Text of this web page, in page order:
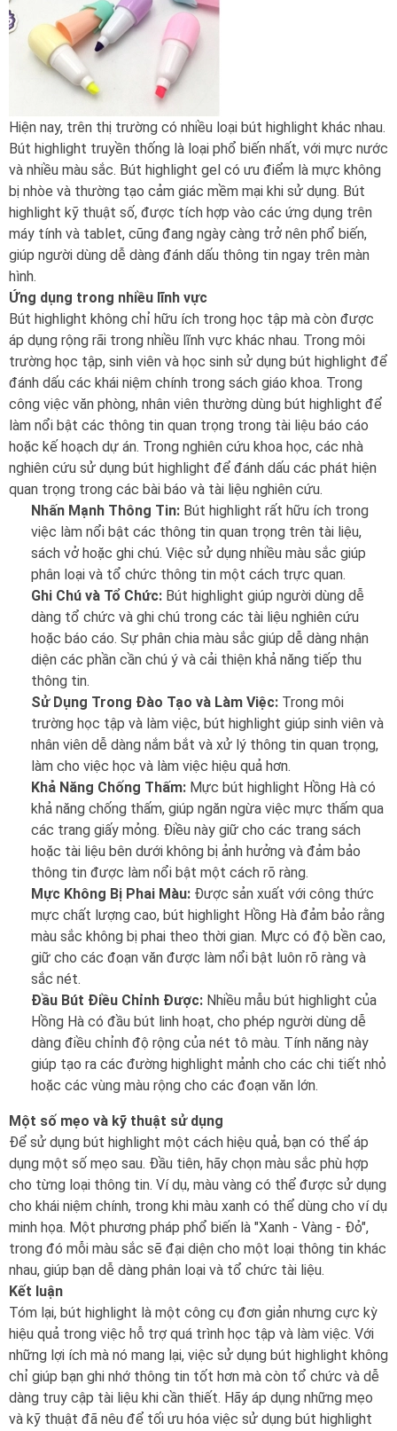
Hiện nay, trên thị trường có nhiều loại bút highlight khác nhau.
Bút highlight truyền thống là loại phổ biến nhất, với mực nước
và nhiều màu sắc. Bút highlight gel có ưu điểm là mực không
bị nhòe và thường tạo cảm giác mềm mại khi sử dụng. Bút
highlight kỹ thuật số, được tích hợp vào các ứng dụng trên
máy tính và tablet, cũng đang ngày càng trở nên phổ biến,
giúp người dùng dễ dàng đánh dấu thông tin ngay trên màn
hình.
Ứng dụng trong nhiều lĩnh vực
Bút highlight không chỉ hữu ích trong học tập mà còn được
áp dụng rộng rãi trong nhiều lĩnh vực khác nhau. Trong môi
trường học tập, sinh viên và học sinh sử dụng bút highlight để
đánh dấu các khái niệm chính trong sách giáo khoa. Trong
công việc văn phòng, nhân viên thường dùng bút highlight để
làm nổi bật các thông tin quan trọng trong tài liệu báo cáo
hoặc kế hoạch dự án. Trong nghiên cứu khoa học, các nhà
nghiên cứu sử dụng bút highlight để đánh dấu các phát hiện
quan trọng trong các bài báo và tài liệu nghiên cứu.
Nhấn Mạnh Thông Tin: Bút highlight rất hữu ích trong
việc làm nổi bật các thông tin quan trọng trên tài liệu,
sách vở hoặc ghi chú. Việc sử dụng nhiều màu sắc giúp
phân loại và tổ chức thông tin một cách trực quan.
Ghi Chú và Tổ Chức: Bút highlight giúp người dùng dễ
dàng tổ chức và ghi chú trong các tài liệu nghiên cứu
hoặc báo cáo. Sự phân chia màu sắc giúp dễ dàng nhận
diện các phần cần chú ý và cải thiện khả năng tiếp thu
thông tin.
Sử Dụng Trong Đào Tạo và Làm Việc: Trong môi
trường học tập và làm việc, bút highlight giúp sinh viên và
nhân viên dễ dàng nắm bắt và xử lý thông tin quan trọng,
làm cho việc học và làm việc hiệu quả hơn.
Khả Năng Chống Thấm: Mực bút highlight Hồng Hà có
khả năng chống thấm, giúp ngăn ngừa việc mực thấm qua
các trang giấy mỏng. Điều này giữ cho các trang sách
hoặc tài liệu bên dưới không bị ảnh hưởng và đảm bảo
thông tin được làm nổi bật một cách rõ ràng.
Mực Không Bị Phai Màu: Được sản xuất với công thức
mực chất lượng cao, bút highlight Hồng Hà đảm bảo rằng
màu sắc không bị phai theo thời gian. Mực có độ bền cao,
giữ cho các đoạn văn được làm nổi bật luôn rõ ràng và
sắc nét.
Đầu Bút Điều Chỉnh Được: Nhiều mẫu bút highlight của
Hồng Hà có đầu bút linh hoạt, cho phép người dùng dễ
dàng điều chỉnh độ rộng của nét tô màu. Tính năng này
giúp tạo ra các đường highlight mảnh cho các chi tiết nhỏ
hoặc các vùng màu rộng cho các đoạn văn lớn.
Một số mẹo và kỹ thuật sử dụng
Để sử dụng bút highlight một cách hiệu quả, bạn có thể áp
dụng một số mẹo sau. Đầu tiên, hãy chọn màu sắc phù hợp
cho từng loại thông tin. Ví dụ, màu vàng có thể được sử dụng
cho khái niệm chính, trong khi màu xanh có thể dùng cho ví dụ
minh họa. Một phương pháp phổ biến là "Xanh - Vàng - Đỏ",
trong đó mỗi màu sắc sẽ đại diện cho một loại thông tin khác
nhau, giúp bạn dễ dàng phân loại và tổ chức tài liệu.
Kết luận
Tóm lại, bút highlight là một công cụ đơn giản nhưng cực kỳ
hiệu quả trong việc hỗ trợ quá trình học tập và làm việc. Với
những lợi ích mà nó mang lại, việc sử dụng bút highlight không
chỉ giúp bạn ghi nhớ thông tin tốt hơn mà còn tổ chức và dễ
dàng truy cập tài liệu khi cần thiết. Hãy áp dụng những mẹo
và kỹ thuật đã nêu để tối ưu hóa việc sử dụng bút highlight